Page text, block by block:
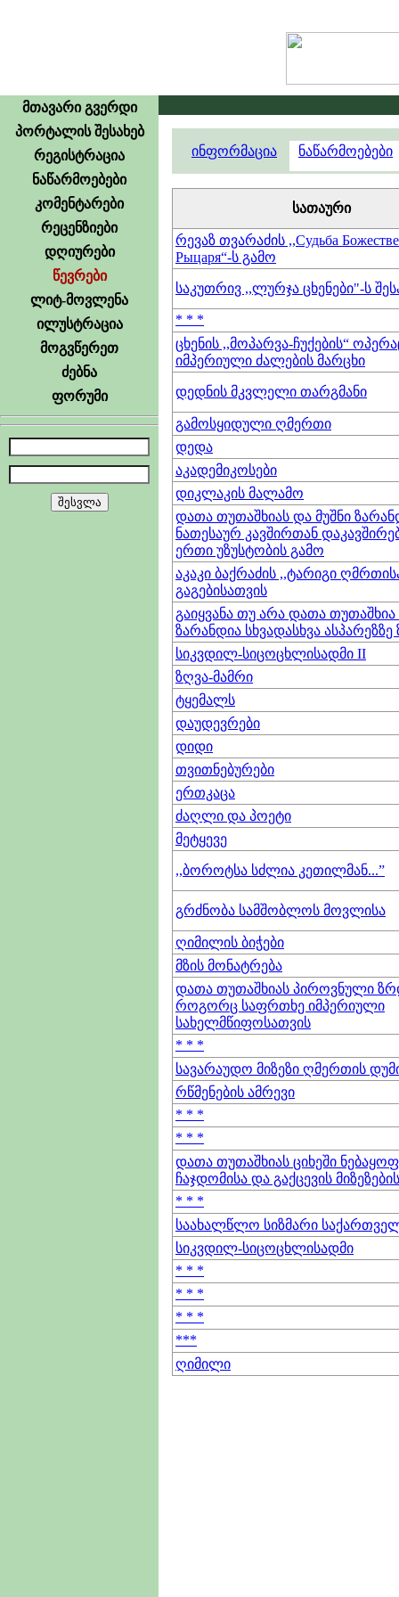
მთავარი გვერდი
პორტალის შესახებ
რეგისტრაცია
ნაწარმოებები
კომენტარები
რეცენზიები
დღიურები
წევრები
ლიტ-მოვლენა
ილუსტრაცია
მოგვწერეთ
ძებნა
ფორუმი
ინფორმაცია ნაწარმოებები
სათაური
რევაზ თვარაძის ,,Судьба
Рыцаря“-ს გამო
საკუთრივ ,,ლურჯა ცხენები"-ს
* * *
ცხენის ,,მოპარვა-ჩუქების“
იმპერიული ძალების მარცხი
დედნის მკვლელი თარგმანი
გამოსყიდული ღმერთი
დედა
აკადემიკოსები
დიკლაკის მალამო
დათა თუთაშხიას და მუშნი
ნათესაურ კავშირთან
ერთი უზუსტობის გამო
აკაკი ბაქრაძის ,,ტარიგი
გაგებისათვის
გაიყვანა თუ არა დათა თუთაშხია
ზარანდია სხვადასხვა ასპარეზზე
სიკვდილ-სიცოცხლისადმი II
ზღვა-მამრი
ტყემალს
დაუდევრები
დიდი
თვითნებურები
ერთკაცა
ძაღლი და პოეტი
მეტყევე
,,ბოროტსა სძლია კეთილმან...”
გრძნობა სამშობლოს მოვლისა
ღიმილის ბიჭები
მზის მონატრება
დათა თუთაშხიას პიროვნული
როგორც საფრთხე იმპერიული
სახელმწიფოსათვის
* * *
სავარაუდო მიზეზი ღმერთის
რწმენების ამრევი
* * *
* * *
დათა თუთაშხიას ციხეში
ჩაჯდომისა და გაქცევის
* * *
საახალწლო სიზმარი
სიკვდილ-სიცოცხლისადმი
* * *
* * *
* * *
***
ღიმილი